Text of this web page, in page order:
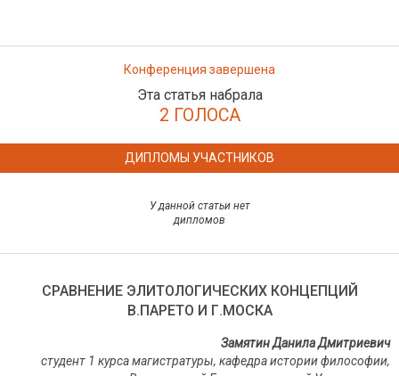
Конференция завершена
Эта статья набрала
2 ГОЛОСА
ДИПЛОМЫ УЧАСТНИКОВ
У данной статьи нет
дипломов
СРАВНЕНИЕ ЭЛИТОЛОГИЧЕСКИХ КОНЦЕПЦИЙ
В.ПАРЕТО И Г.МОСКА
Замятин Данила Дмитриевич
студент 1 курса магистратуры, кафедра истории философии,